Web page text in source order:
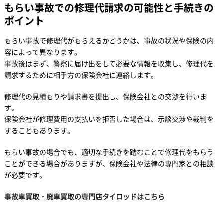
もらい事故での修理代請求の可能性と手続きの
ポイント
もらい事故で修理代がもらえるかどうかは、事故の状況や保険の内
容によって異なります。
事故後はまず、警察に届け出をして必要な情報を収集し、修理代を
請求するために相手方の保険会社に連絡します。
修理代の見積もりや請求書を提出し、保険会社との交渉を行いま
す。
保険会社が修理費用の支払いを拒否した場合は、示談交渉や裁判を
することもあります。
もらい事故の場合でも、適切な手続きを踏むことで修理代をもらう
ことができる場合がありますが、保険会社や法律の専門家との相談
が必要です。
事故車買取・廃車買取の専門店タイロッドはこちら